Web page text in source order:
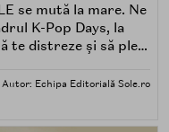
se mută la mare. Ne
K-Pop Days, la
te distreze și să pleci
Autor: Echipa Editorială Sole.ro